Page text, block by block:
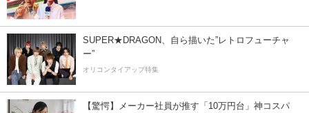
SUPER★DRAGON、自ら描いた”レトロフューチャ
ー”
オリコンタイアップ特集
【驚愕】メーカー社員が推す「10万円台」神コスパ